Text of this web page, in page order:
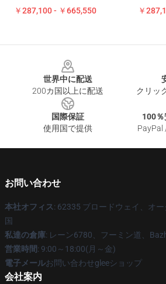
￥287,100 - ￥665,550 ￥
世界中に配送
200カ国以上に配送
クリッ
国際保証
使用国で提供
100％
PayPal
お問い合わせ
本社オフィス: 62335 ブロードウェイ、オ
国
私達の倉庫: レーン6780、フーミン道、
営業時間: 9:00～18:00(月～金)
電子メールお問い合わせgleeショップ
会社案内